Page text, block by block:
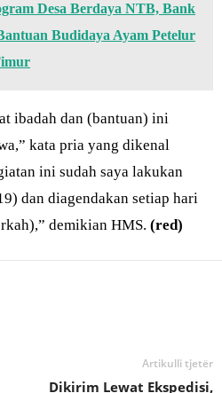
Desa Berdaya NTB, Bank
Budidaya Ayam Petelur
ibadah dan (bantuan) ini
kata pria yang dikenal
ini sudah saya lakukan
dan diagendakan setiap hari
demikian HMS. (red)
Artikulli tjetër
Dikirim Lewat Ekspedisi,